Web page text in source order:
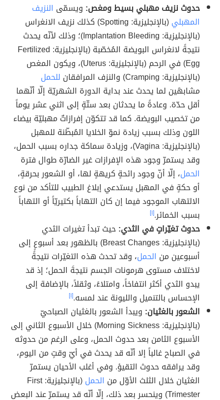
حدوث نزيف مهبلي بسيط ومغص: ويسمّى النزيف
المهبلي
(بالإنجليزية: Spotting) كذلك نزيف الانغراس
(بالإنجليزية: Implantation Bleeding)؛ وذلك لأنّه يحدث
نتيجةً لانغراس البويضة المُخصّبة (بالإنجليزية: Fertilized
Egg) في الرحم (بالإنجليزية: Uterus)، ويكون المغص
(بالإنجليزية: Cramping) والنزف المرافقان
للحمل
مشابهَين لما يحدث عند بداية الدورة الشهريّة إلّا أنّهما
أقل حدّة. وعادةً ما يحدثان بعد ستّةٍ إلى اثني عشر يوماً
من تخصيب البويضة. كما قد تتكوّن إفرازاتٌ مهبليّة بيضاء
اللون وذلك بسبب زيادة نموّ الخلايا المُبطّنة للمهبل
(بالإنجليزية: Vagina)، وزيادة سماكة جداره بسبب الحمل،
وقد يستمرّ وجود هذه الإفرازات غير الضارّة طوال فترة
الحمل، إلّا أنّ وجود رائحةٍ كريهةٍ لها، أو الشعور بحرقةٍ،
أو حكةٍ في المهبل يستدعي إبلاغ الطبيب للتأكد من نوع
الالتهاب الموجود فيما إن كان التهاباً بكتيريّاً أو التهاباً
بسبب الخمائر.[١]
حدوث تغيّراتٍ في الثدي:حيث تبدأ تغيرات الثدي
(بالإنجليزية: Breast Changes) بالظهور بعد أسبوعٍ إلى
أسبوعين من الحمل، وقد تحدث هذه التغيّرات نتيجةً
لاختلاف مستوى هرمونات الجسم نتيجةَ الحمل؛ إذ قد
يبدو الثدي أكثر انتفاخاً، وامتلاءً، وثقلاً، بالإضافة إلى
الإحساس بالتنميل والليونة عند لمسه.[١]
الشعور بالغثيان: ويبدأ الشعور بالغثيان الصباحيّ
(بالإنجليزية: Morning Sickness) خلال الأسبوع الثاني إلى
الأسبوع الثامن بعد حدوث الحمل، وعلى الرغم من حدوثه
في الصباح غالباً إلا أنّه قد يحدث في أيّ وقتٍ من اليوم،
وقد يرافقه حدوث التقيؤ. وفي أغلب الأحيان يستمرّ
الغثيان خلال الثلث الأوّل من الحمل
(بالإنجليزية: First
Trimester) وينحسر بعد ذلك، إلّا أنّه قد يستمرّ عند البعض